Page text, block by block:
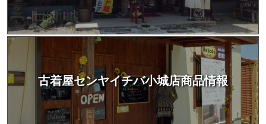
古着屋センヤイチバ小城店商品情報